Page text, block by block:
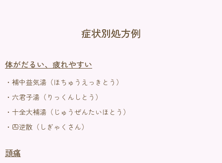
症状別処方例
体がだるい、疲れやすい
・補中益気湯（ほちゅうえっきとう）
・六君子湯（りっくんしとう）
・十全大補湯（じゅうぜんたいほとう）
・四逆散（しぎゃくさん）
頭痛